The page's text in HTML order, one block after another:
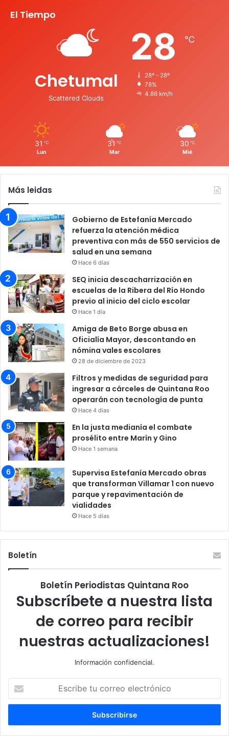
El Tiempo
Chetumal
Scattered Clouds
28 ℃
28º - 28º
78%
4.86 km/h
31 ℃
Lun
31 ℃
Mar
30 ℃
Mié
Más leidas
Gobierno de Estefanía Mercado
refuerza la atención médica
preventiva con más de 550 servicios de
salud en una semana
Hace 6 días
SEQ inicia descacharrización en
escuelas de la Ribera del Río Hondo
previo al inicio del ciclo escolar
Hace 1 día
Amiga de Beto Borge abusa en
Oficialía Mayor, descontando en
nómina vales escolares
28 de diciembre de 2023
Filtros y medidas de seguridad para
ingresar a cárceles de Quintana Roo
operarán con tecnología de punta
Hace 4 días
En la justa medianía el combate
prosélito entre Marín y Gino
Hace 1 semana
Supervisa Estefanía Mercado obras
que transforman Villamar 1 con nuevo
parque y repavimentación de
vialidades
Hace 5 días
Boletín
Boletín Periodistas Quintana Roo
Subscríbete a nuestra lista
de correo para recibir
nuestras actualizaciones!
Información confidencial.
correo